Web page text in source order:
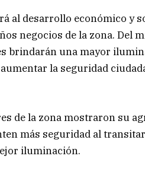
al desarrollo económico y
negocios de la zona. Del
brindarán una mayor
la seguridad
de la zona mostraron su
más seguridad al
iluminación.